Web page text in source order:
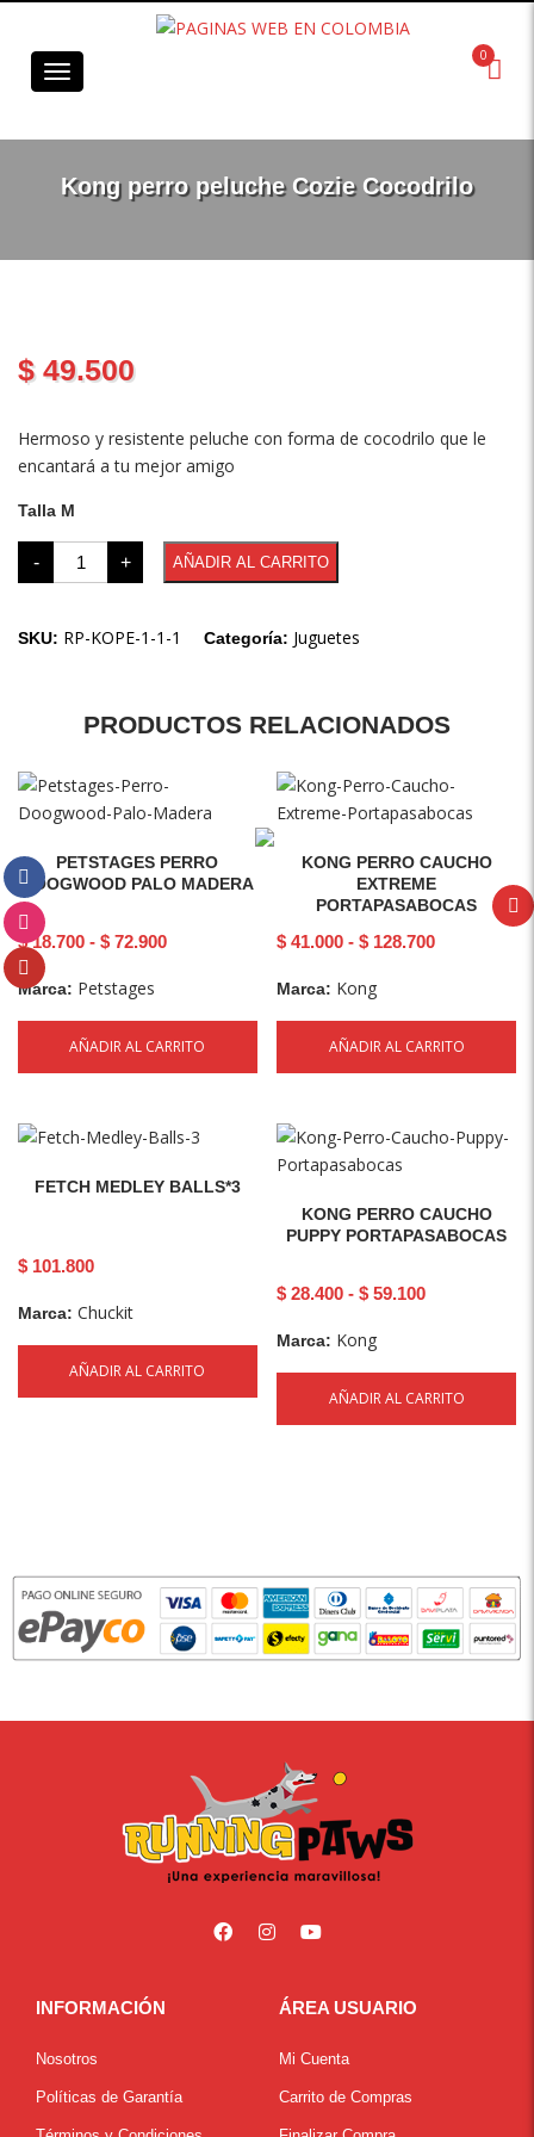
Menú
0
Kong perro peluche Cozie Cocodrilo
$49.500
Hermoso y resistente peluche con forma de cocodrilo que le
encantará a tu mejor amigo
Talla M
- + AÑADIR AL CARRITO
SKU: RP-KOPE-1-1-1 Categoría: Juguetes
PRODUCTOS RELACIONADOS
PETSTAGES PERRO
DOOGWOOD PALO MADERA
$18.700 - $ 72.900
Marca: Petstages
AÑADIR AL CARRITO
KONG PERRO CAUCHO
EXTREME
PORTAPASABOCAS
$ 41.000 - $ 128.700
Marca: Kong
AÑADIR AL CARRITO
FETCH MEDLEY BALLS*3
$ 101.800
Marca: Chuckit
AÑADIR AL CARRITO
KONG PERRO CAUCHO
PUPPY PORTAPASABOCAS
$ 28.400 - $ 59.100
Marca: Kong
AÑADIR AL CARRITO
INFORMACIÓN
Nosotros
Políticas de Garantía
ÁREA USUARIO
Mi Cuenta
Carrito de Compras